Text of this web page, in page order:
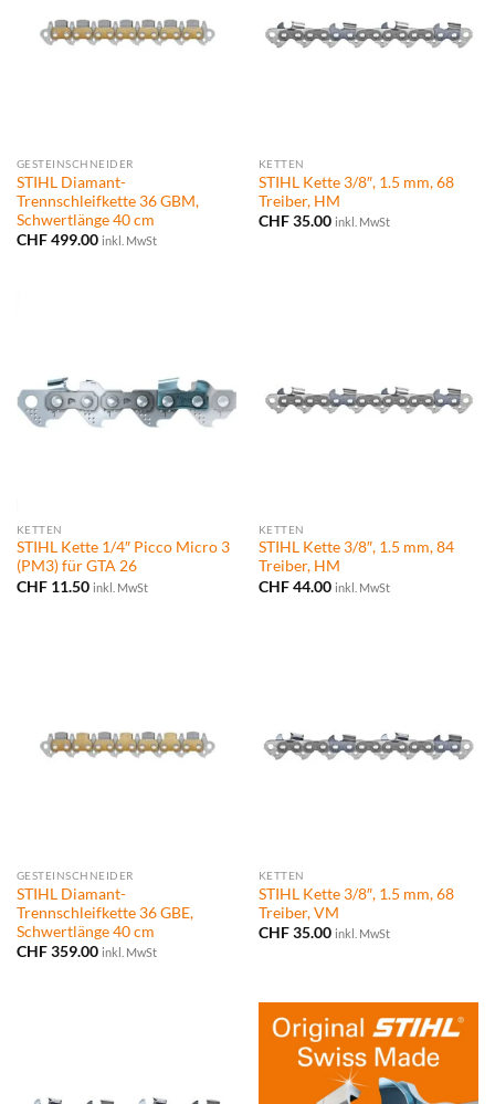
GESTEINSCHNEIDER
STIHL Diamant-
Trennschleifkette 36 GBM,
Schwertlänge 40 cm
CHF499.00 inkl. MwSt
KETTEN
STIHL Kette 3/8″, 1.5 mm, 68
Treiber, HM
CHF35.00 inkl. MwSt
KETTEN
STIHL Kette 1/4″ Picco Micro 3
(PM3) für GTA 26
CHF11.50 inkl. MwSt
KETTEN
STIHL Kette 3/8″, 1.5 mm, 84
Treiber, HM
CHF44.00 inkl. MwSt
GESTEINSCHNEIDER
STIHL Diamant-
Trennschleifkette 36 GBE,
Schwertlänge 40 cm
CHF359.00 inkl. MwSt
KETTEN
STIHL Kette 3/8″, 1.5 mm, 68
Treiber, VM
CHF35.00 inkl. MwSt